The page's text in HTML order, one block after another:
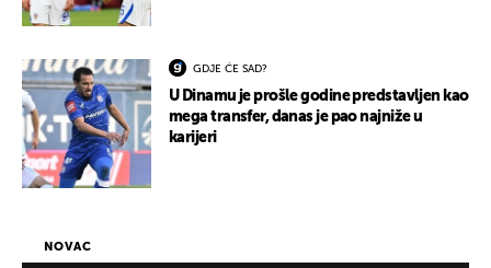
GDJE ĆE SAD?
U Dinamu je prošle godine predstavljen kao
mega transfer, danas je pao najniže u
karijeri
NOVAC